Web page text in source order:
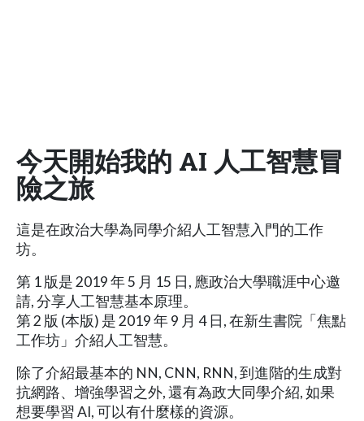
今天開始我的 AI 人工智慧冒
險之旅
這是在政治大學為同學介紹人工智慧入門的工作
坊。
第 1 版是 2019 年 5 月 15 日, 應政治大學職涯中心邀
請, 分享人工智慧基本原理。
第 2 版 (本版) 是 2019 年 9 月 4 日, 在新生書院「焦點
工作坊」介紹人工智慧。
除了介紹最基本的 NN, CNN, RNN, 到進階的生成對
抗網路、增強學習之外, 還有為政大同學介紹, 如果
想要學習 AI, 可以有什麼樣的資源。